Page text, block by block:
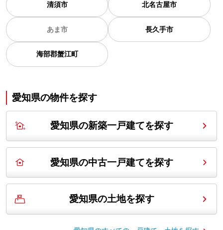
清須市 北名古屋市
あま市 長久手市
海部郡蟹江町
愛知県の物件を探す
愛知県の新築一戸建てを探す
愛知県の中古一戸建てを探す
愛知県の土地を探す